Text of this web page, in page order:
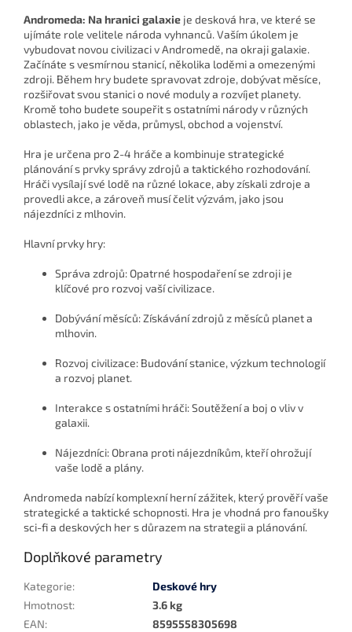
Andromeda: Na hranici galaxie je desková hra, ve které se
ujímáte role velitele národa vyhnanců. Vaším úkolem je
vybudovat novou civilizaci v Andromedě, na okraji galaxie.
Začínáte s vesmírnou stanicí, několika loděmi a omezenými
zdroji. Během hry budete spravovat zdroje, dobývat měsíce,
rozšiřovat svou stanici o nové moduly a rozvíjet planety.
Kromě toho budete soupeřit s ostatními národy v různých
oblastech, jako je věda, průmysl, obchod a vojenství.
Hra je určena pro 2-4 hráče a kombinuje strategické
plánování s prvky správy zdrojů a taktického rozhodování.
Hráči vysílají své lodě na různé lokace, aby získali zdroje a
provedli akce, a zároveň musí čelit výzvám, jako jsou
nájezdníci z mlhovin.
Hlavní prvky hry:
Správa zdrojů: Opatrné hospodaření se zdroji je
klíčové pro rozvoj vaší civilizace.
Dobývání měsíců: Získávání zdrojů z měsíců planet a
mlhovin.
Rozvoj civilizace: Budování stanice, výzkum technologií
a rozvoj planet.
Interakce s ostatními hráči: Soutěžení a boj o vliv v
galaxii.
Nájezdníci: Obrana proti nájezdníkům, kteří ohrožují
vaše lodě a plány.
Andromeda nabízí komplexní herní zážitek, který prověří vaše
strategické a taktické schopnosti. Hra je vhodná pro fanoušky
sci-fi a deskových her s důrazem na strategii a plánování.
Doplňkové parametry
Kategorie:
Deskové hry
Hmotnost:
3.6 kg
EAN:
8595558305698